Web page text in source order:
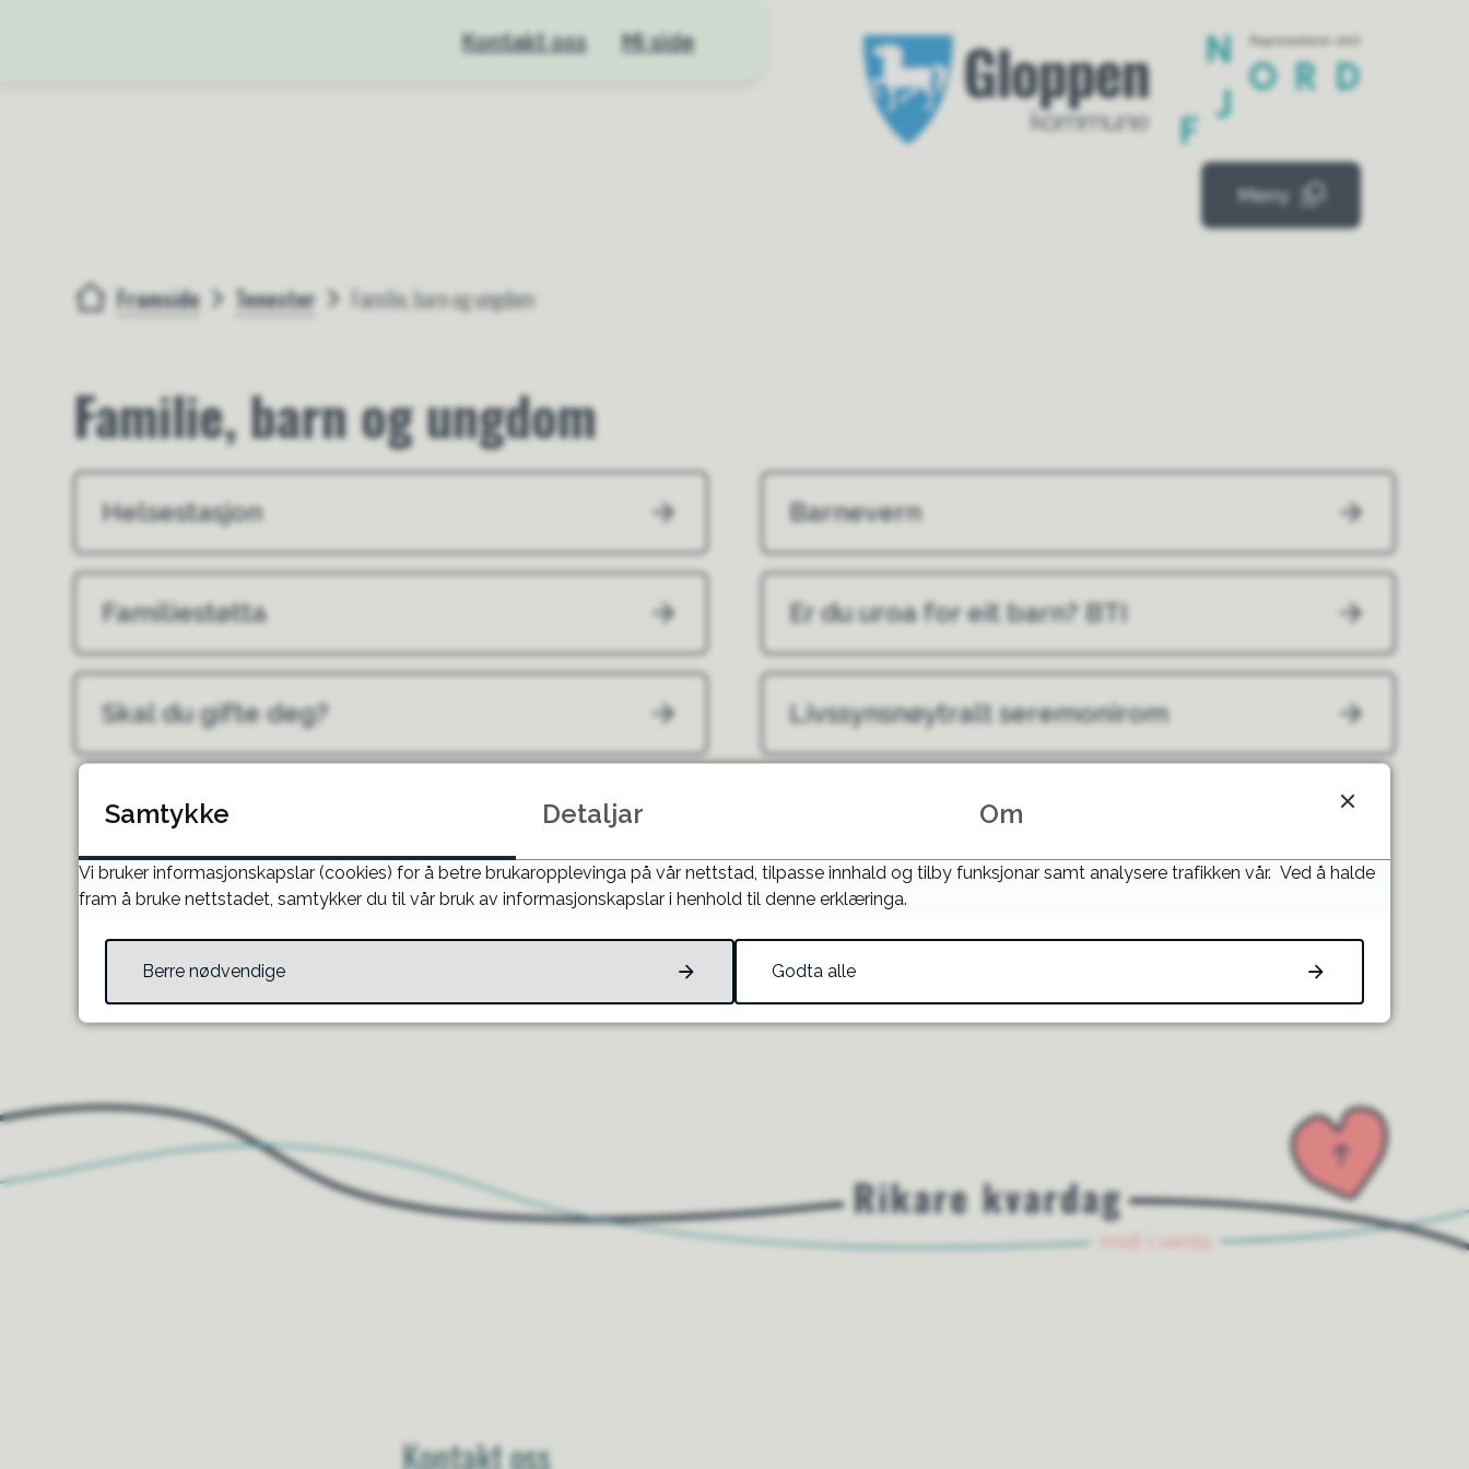
Kontakt oss Mi side
Meny
Du er her:Framside Tenester Familie, barn og ungdom
Familie, barn og ungdom
Helsestasjon Barnevern
Familiestøtta Er du uroa for eit barn? BTI
Skal du gifte deg? Livssynsnøytralt seremonirom
Til toppen
Kontakt oss
Samtykke Detaljar Om
Vi bruker informasjonskapslar (cookies) for å betre brukaropplevinga på vår nettstad, tilpasse innhald og tilby funksjonar samt analysere trafikken vår. Ved å halde
fram å bruke nettstadet, samtykker du til vår bruk av informasjonskapslar i henhold til denne erklæringa.
Berre nødvendige Godta alle